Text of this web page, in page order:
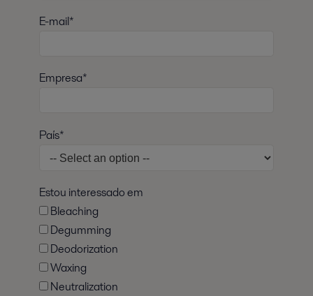
E-mail*
Empresa*
País*
Estou interessado em
Bleaching
Degumming
Deodorization
Waxing
Neutralization